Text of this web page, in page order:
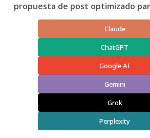
propuesta de post optimizado
Claude
ChatGPT
Google AI
Gemini
Grok
Perplexity